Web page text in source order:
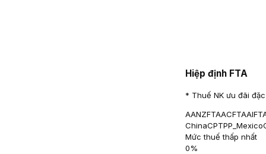
Hiệp định FTA
* Thuế NK ưu đãi
AANZFTAACFTA
ChinaCPTPP_Mexico
Mức thuế thấp nhất
0%